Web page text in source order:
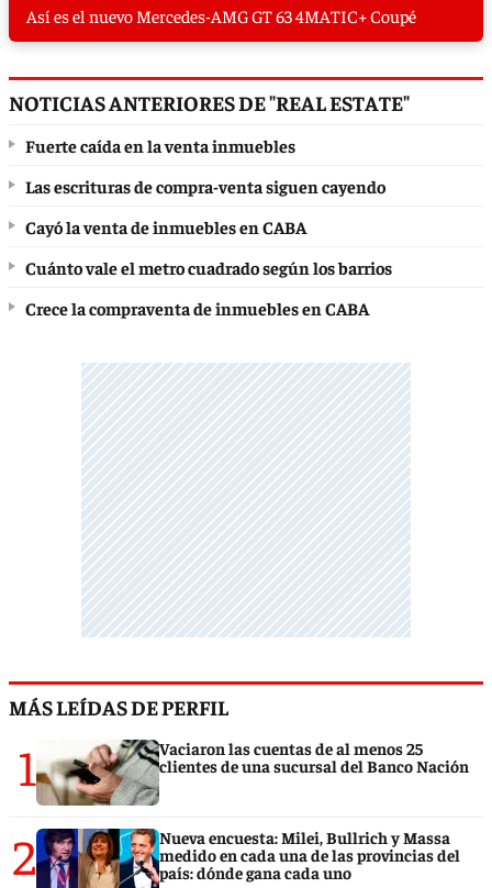
Así es el nuevo Mercedes-AMG GT 63 4MATIC+ Coupé
NOTICIAS ANTERIORES DE "REAL ESTATE"
Fuerte caída en la venta inmuebles
Las escrituras de compra-venta siguen cayendo
Cayó la venta de inmuebles en CABA
Cuánto vale el metro cuadrado según los barrios
Crece la compraventa de inmuebles en CABA
MÁS LEÍDAS DE PERFIL
1
Vaciaron las cuentas de al menos 25
clientes de una sucursal del Banco Nación
2
Nueva encuesta: Milei, Bullrich y Massa
medido en cada una de las provincias del
país: dónde gana cada uno